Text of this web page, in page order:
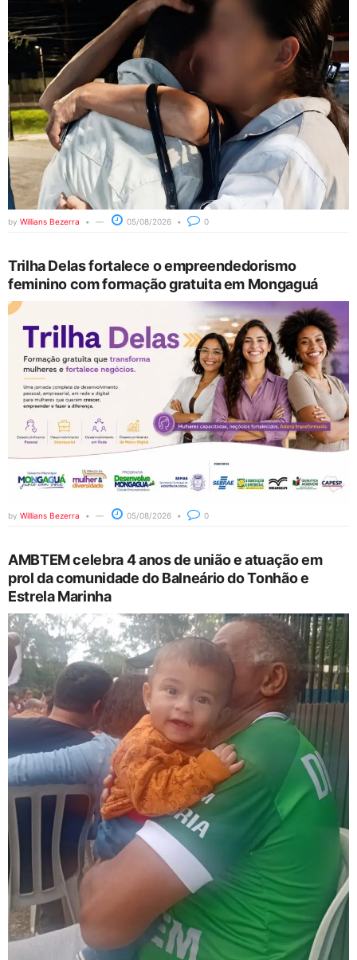
by Willians Bezerra 05/08/2026 0
Trilha Delas fortalece o empreendedorismo
feminino com formação gratuita em Mongaguá
by Willians Bezerra 05/08/2026 0
AMBTEM celebra 4 anos de união e atuação em
prol da comunidade do Balneário do Tonhão e
Estrela Marinha